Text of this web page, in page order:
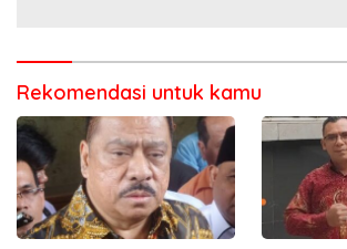
Rekomendasi untuk kamu